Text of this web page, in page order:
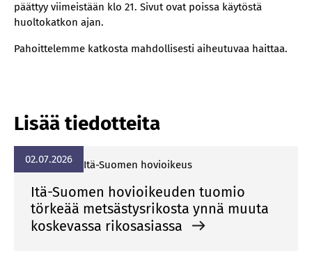
päättyy viimeistään klo 21. Sivut ovat poissa käytöstä
huoltokatkon ajan.
Pahoittelemme katkosta mahdollisesti aiheutuvaa haittaa.
Lisää tiedotteita
02.07.2026 Itä-Suomen hovioikeus
Itä-Suomen hovioikeuden tuomio
törkeää metsästysrikosta ynnä muuta
koskevassa rikosasiassa